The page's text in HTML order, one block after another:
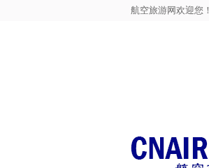
航空旅游网欢迎您！